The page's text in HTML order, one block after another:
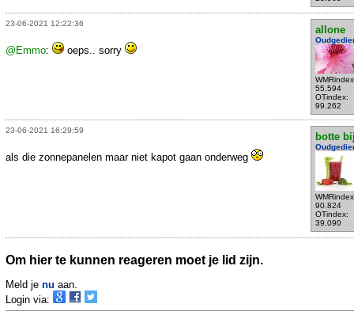
23-06-2021 12:22:36
allone
55.594
OTindex:
99.262
@Emmo: oeps.. sorry
23-06-2021 16:29:59
botte
90.824
OTindex:
39.090
als die zonnepanelen maar niet kapot gaan onderweg
Om hier te kunnen reageren moet je lid zijn.
Meld je nu aan.
Login via: